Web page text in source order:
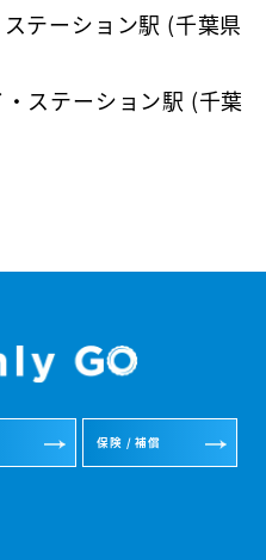
テーション駅 (千葉県
ステーション駅 (千葉
保険 / 補償